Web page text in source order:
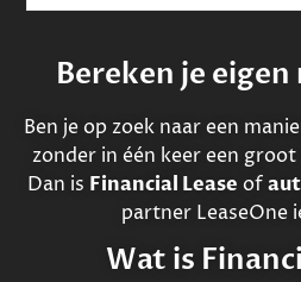
Bereken je
Ben je op zoek naar een
zonder in één keer een
Dan is Financial Lease of
partner LeaseOne
Wat is